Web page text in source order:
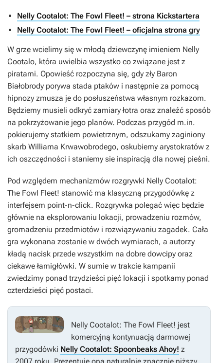
Nelly Cootalot: The Fowl Fleet! – strona Kickstartera
Nelly Cootalot: The Fowl Fleet! – oficjalna strona gry
W grze wcielimy się w młodą dziewczynę imieniem Nelly
Cootalo, która uwielbia wszystko co związane jest z
piratami. Opowieść rozpoczyna się, gdy zły Baron
Białobrody porywa stada ptaków i następnie za pomocą
hipnozy zmusza je do posłuszeństwa własnym rozkazom.
Będziemy musieli odkryć zamiary łotra oraz znaleźć sposób
na pokrzyżowanie jego planów. Podczas przygód m.in.
pokierujemy statkiem powietrznym, odszukamy zaginiony
skarb Williama Krwawobrodego, oskubiemy arystokratów z
ich oszczędności i staniemy sie inspiracją dla nowej pieśni.
Pod względem mechanizmów rozgrywki Nelly Cootalot:
The Fowl Fleet! stanowić ma klasyczną przygodówkę z
interfejsem point-n-click. Rozgrywka polegać więc będzie
głównie na eksplorowaniu lokacji, prowadzeniu rozmów,
gromadzeniu przedmiotów i rozwiązywaniu zagadek. Cała
gra wykonana zostanie w dwóch wymiarach, a autorzy
kładą nacisk przede wszystkim na dobre dowcipy oraz
ciekawe łamigłówki. W sumie w trakcie kampanii
zwiedzimy ponad trzydzieści pięć lokacji i spotkamy ponad
czterdzieści pięć postaci.
Nelly Cootalot: The Fowl Fleet! jest
komercyjną kontynuacją darmowej
przygodówki Nelly Cootalot: Spoonbeaks Ahoy! z